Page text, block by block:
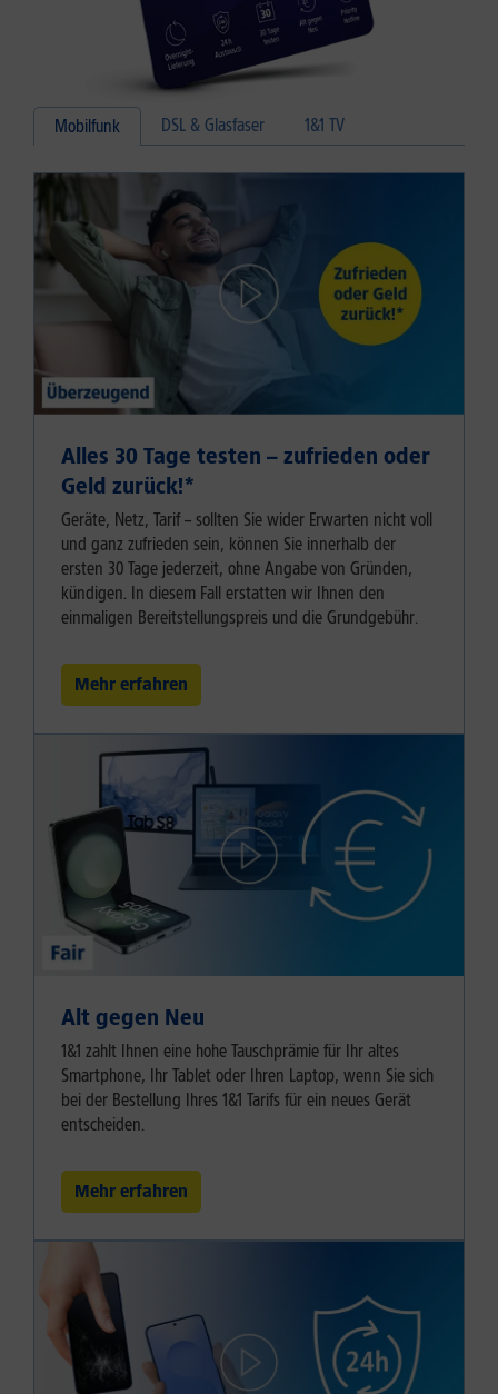
Mobilfunk DSL & Glasfaser 1&1 TV
Alles 30 Tage testen – zufrieden oder
Geld zurück!⁠*
Geräte, Netz, Tarif – sollten Sie wider Erwarten nicht voll
und ganz zufrieden sein, können Sie innerhalb der
ersten 30 Tage jederzeit, ohne Angabe von Gründen,
kündigen. In diesem Fall erstatten wir Ihnen den
einmaligen Bereitstellungspreis und die Grundgebühr.
Mehr erfahren
Alt gegen Neu
1&1 zahlt Ihnen eine hohe Tauschprämie für Ihr altes
Smartphone, Ihr Tablet oder Ihren Laptop, wenn Sie sich
bei der Bestellung Ihres 1&1 Tarifs für ein neues Gerät
entscheiden.
Mehr erfahren